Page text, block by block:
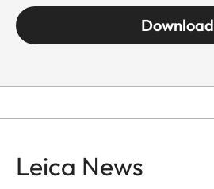
Download
Leica News